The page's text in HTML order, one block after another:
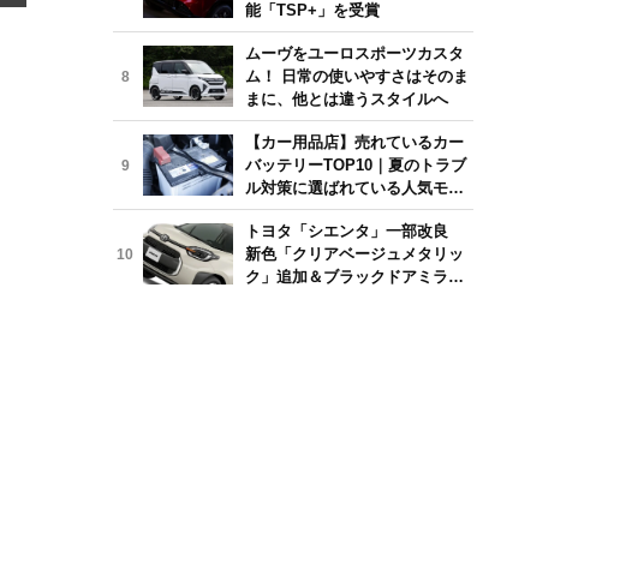
Lavender gray, outdoor static photo, exterior, three-quarter front view
能「TSP+」を受賞
8
ムーヴをユーロスポーツカスタ
ム！ 日常の使いやすさはそのま
まに、他とは違うスタイルへ
9
【カー用品店】売れているカー
バッテリーTOP10｜夏のトラブ
ル対策に選ばれている人気モデ
ルは？【2026年6月版】
10
トヨタ「シエンタ」一部改良
新色「クリアベージュメタリッ
ク」追加＆ブラックドアミラー